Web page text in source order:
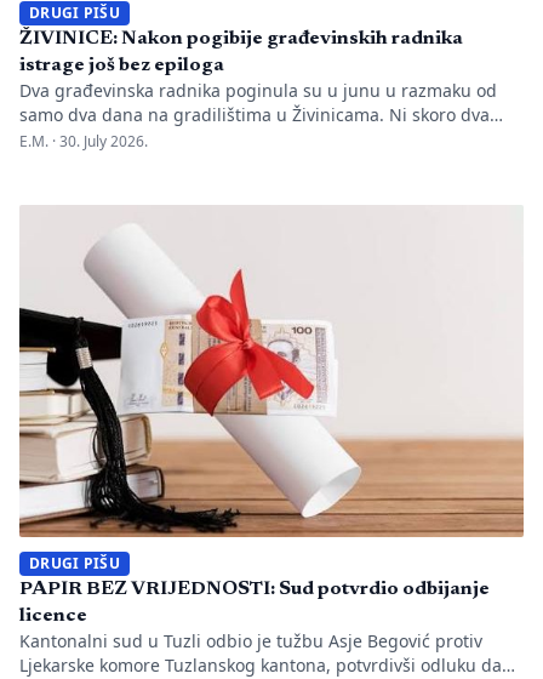
DRUGI PIŠU
ŽIVINICE: Nakon pogibije građevinskih radnika
istrage još bez epiloga
Dva građevinska radnika poginula su u junu u razmaku od
samo dva dana na gradilištima u Živinicama. Ni skoro dva
mjeseca kasnije javnosti nisu poznati uzroci nesreća, niti je
Mahmutović Dok Tužilaštvo Tuzlanskog kantona sprovodi
istrage, odgovornost […]
E.M. ·30. July 2026.
DRUGI PIŠU
PAPIR BEZ VRIJEDNOSTI: Sud potvrdio odbijanje
licence
Kantonalni sud u Tuzli odbio je tužbu Asje Begović protiv
Ljekarske komore Tuzlanskog kantona, potvrdivši odluku da